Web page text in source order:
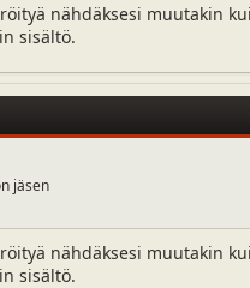
nähdäksesi muutakin
sisältö.
jäsen
nähdäksesi muutakin
sisältö.